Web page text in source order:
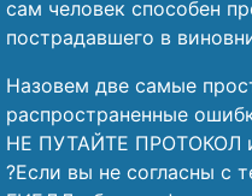
сам человек способен
пострадавшего в
Назовем две самые
распространенные
НЕ ПУТАЙТЕ ПРОТОКОЛ
?️Если вы не согласны с